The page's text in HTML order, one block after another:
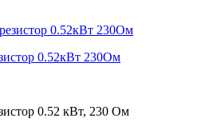
0.52кВт 230Ом
0.52 кВт, 230 Ом